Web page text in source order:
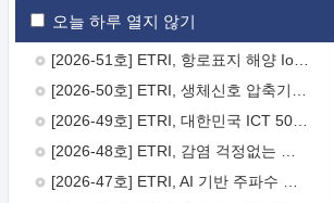
오늘 하루 열지 않기